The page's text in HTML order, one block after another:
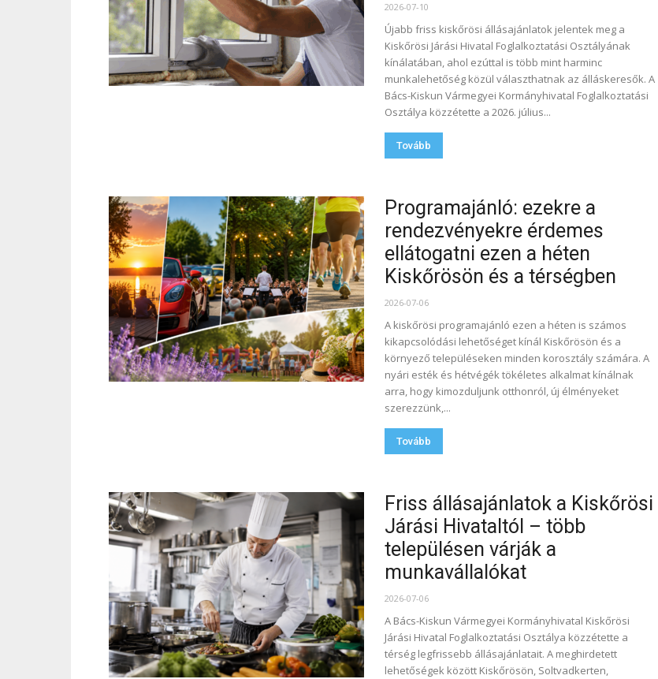
2026-07-10
Újabb friss kiskőrösi állásajánlatok jelentek meg a
Kiskőrösi Járási Hivatal Foglalkoztatási Osztályának
kínálatában, ahol ezúttal is több mint harminc
munkalehetőség közül választhatnak az álláskeresők. A
Bács-Kiskun Vármegyei Kormányhivatal Foglalkoztatási
Osztálya közzétette a 2026. július...
Tovább
Programajánló: ezekre a
rendezvényekre érdemes
ellátogatni ezen a héten
Kiskőrösön és a térségben
2026-07-06
A kiskőrösi programajánló ezen a héten is számos
kikapcsolódási lehetőséget kínál Kiskőrösön és a
környező településeken minden korosztály számára. A
nyári esték és hétvégék tökéletes alkalmat kínálnak
arra, hogy kimozduljunk otthonról, új élményeket
szerezzünk,...
Tovább
Friss állásajánlatok a Kiskőrösi
Járási Hivataltól – több
településen várják a
munkavállalókat
2026-07-06
A Bács-Kiskun Vármegyei Kormányhivatal Kiskőrösi
Járási Hivatal Foglalkoztatási Osztálya közzétette a
térség legfrissebb állásajánlatait. A meghirdetett
lehetőségek között Kiskőrösön, Soltvadkerten,